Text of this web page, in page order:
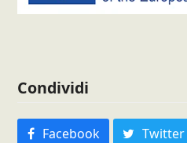
Condividi
Facebook Twitter